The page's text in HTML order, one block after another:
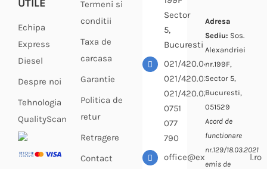
UTILE
Echipa
Express
Diesel
Despre noi
Tehnologia
QualityScan
Termeni si
conditii
Taxa de
carcasa
Garantie
Politica de
retur
Retragere
Contact
Sector
5,
Bucuresti
021/420.04.33
021/420.03.64
021/420.02.69
0751
077
790
office@expressdiesel.ro
Adresa
Sediu: Sos.
Alexandriei
nr.199F,
Sector 5,
Bucuresti,
051529
Acord de
functionare
nr.129/18.03.2021
emis de